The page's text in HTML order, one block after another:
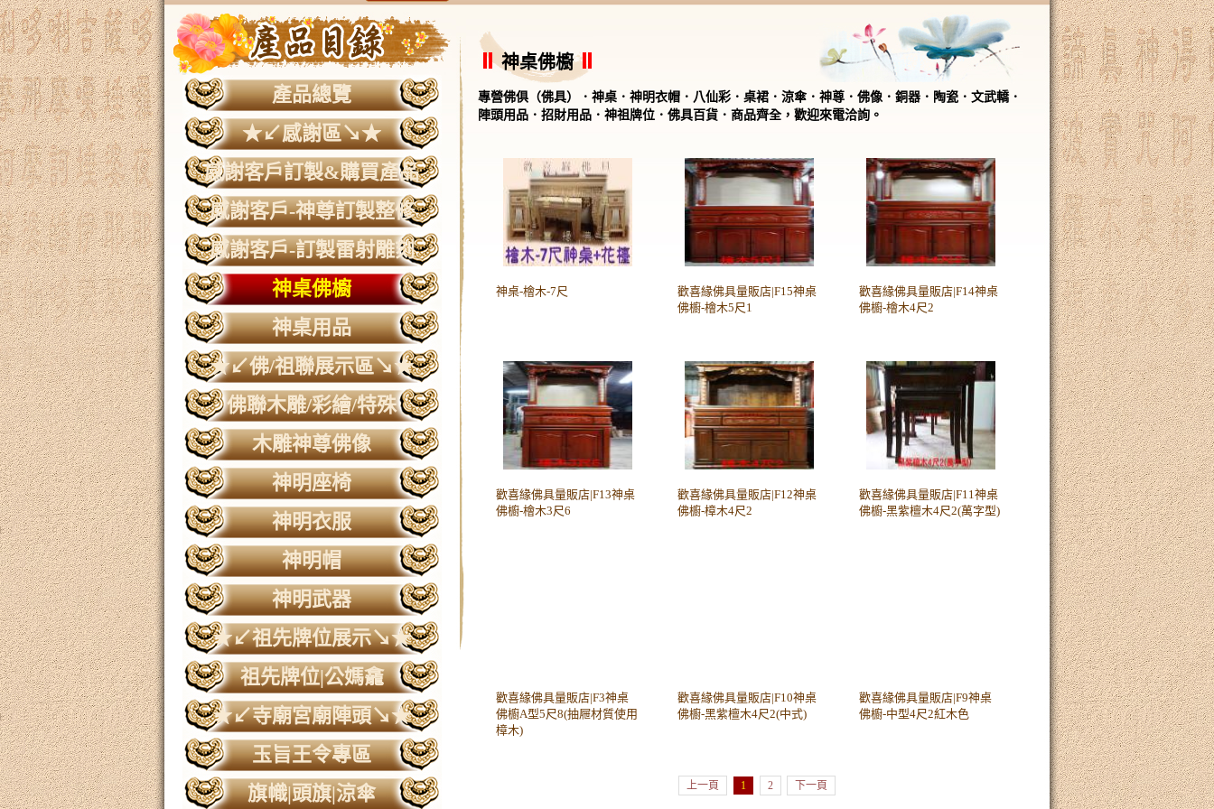
產品總覽
★↙感謝區↘★
感謝客戶訂製&購買產品
感謝客戶-神尊訂製整修
感謝客戶-訂製雷射雕刻
神桌佛櫥
神桌用品
★↙佛/祖聯展示區↘★
佛聯木雕/彩繪/特殊
木雕神尊佛像
神明座椅
神明衣服
神明帽
神明武器
★↙祖先牌位展示↘★
祖先牌位|公媽龕
★↙寺廟宮廟陣頭↘★
玉旨王令專區
旗幟|頭旗|涼傘
神桌佛櫥
專營佛俱（佛具）．神桌．神明衣帽．八仙彩．桌裙．涼傘．神尊．佛像．銅器．陶瓷．文武轎．
陣頭用品．招財用品．神祖牌位．佛具百貨．商品齊全，歡迎來電洽詢。
神桌-檜木-7尺
歡喜緣佛具量販店|F15神桌
佛櫥-檜木5尺1
歡喜緣佛具量販店|F14神桌
佛櫥-檜木4尺2
歡喜緣佛具量販店|F13神桌
佛櫥-檜木3尺6
歡喜緣佛具量販店|F12神桌
佛櫥-樟木4尺2
歡喜緣佛具量販店|F11神桌
佛櫥-黑紫檀木4尺2(萬字型)
歡喜緣佛具量販店|F3神桌
佛櫥A型5尺8(抽屜材質使用
樟木)
歡喜緣佛具量販店|F10神桌
佛櫥-黑紫檀木4尺2(中式)
歡喜緣佛具量販店|F9神桌
佛櫥-中型4尺2紅木色
上一頁 1 2 下一頁